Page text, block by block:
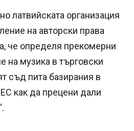
латвийската организация
на авторски права
че определя прекомерни
на музика в търговски
съд пита базирания в
как да прецени дали